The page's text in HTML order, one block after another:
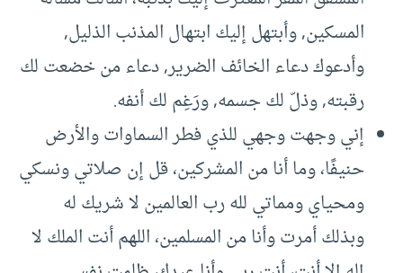
المسكين, وأبتهل إليك ابتهال المذنب الذليل,
وأدعوك دعاء الخائف الضرير, دعاء من خضعت لك
رقبته, وذلّ لك جسمه, ورَغِم لك أنفه.
إني وجهت وجهي للذي فطر السماوات والأرض
حنيفًا، وما أنا من المشركين، قل إن صلاتي ونسكي
ومحياي ومماتي لله رب العالمين لا شريك له
وبذلك أمرت وأنا من المسلمين، اللهم أنت الملك لا